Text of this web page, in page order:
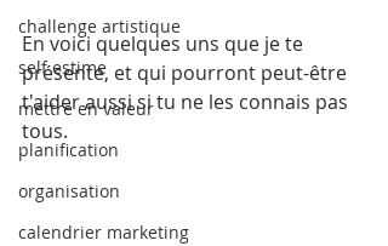
challenge artistique
self estime
mettre en valeur
planification
organisation
calendrier marketing
En voici quelques uns que je te
présente, et qui pourront peut-être
t'aider aussi si tu ne les connais pas
tous.